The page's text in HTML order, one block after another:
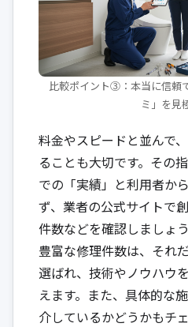
比較ポイント③：本当に信頼
ミ」を見
料金やスピードと並んで
ることも大切です。その
での「実績」と利用者か
ず、業者の公式サイトで
件数などを確認しましょ
豊富な修理件数は、それ
選ばれ、技術やノウハウ
えます。また、具体的な
介しているかどうかもチ